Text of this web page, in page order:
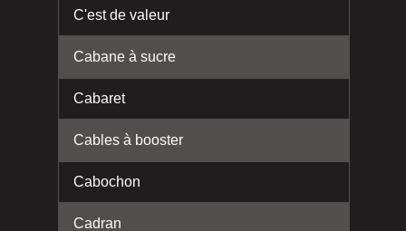
C'est de valeur
Cabane à sucre
Cabaret
Cables à booster
Cabochon
Cadran